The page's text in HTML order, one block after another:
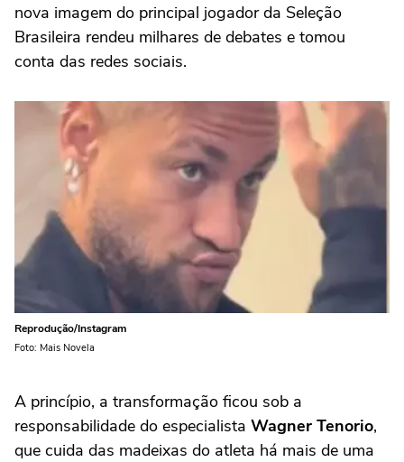
nova imagem do principal jogador da Seleção
Brasileira rendeu milhares de debates e tomou
conta das redes sociais.
Reprodução/Instagram
Foto: Mais Novela
A princípio, a transformação ficou sob a
responsabilidade do especialista Wagner Tenorio,
que cuida das madeixas do atleta há mais de uma